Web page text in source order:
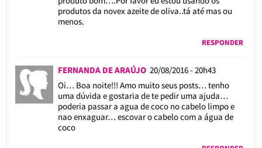
produtos da novex azeite de oliva..tá até mas ou
menos.
RESPONDER
FERNANDA DE ARAÚJO 20/08/2016 - 20h43
Oi… Boa noite!!! Amo muito seus posts… tenho
uma dúvida e gostaria de te pedir uma ajuda…
poderia passar a agua de coco no cabelo limpo e
nao enxaguar… escovar o cabelo com a água de
coco